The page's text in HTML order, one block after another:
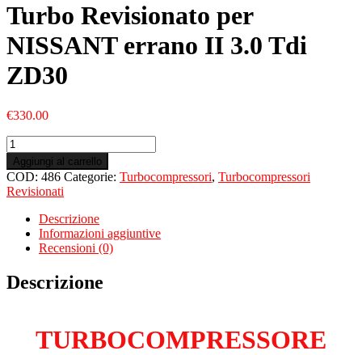
Turbo Revisionato per
NISSANT errano II 3.0 Tdi
ZD30
€330.00
Turbo
Revisionato
per
NISSANT
errano
quantità
Aggiungi al carrello
COD: 486 Categorie: Turbocompressori, Turbocompressori
Revisionati
Descrizione
Informazioni aggiuntive
Recensioni (0)
Descrizione
TURBOCOMPRESSORE